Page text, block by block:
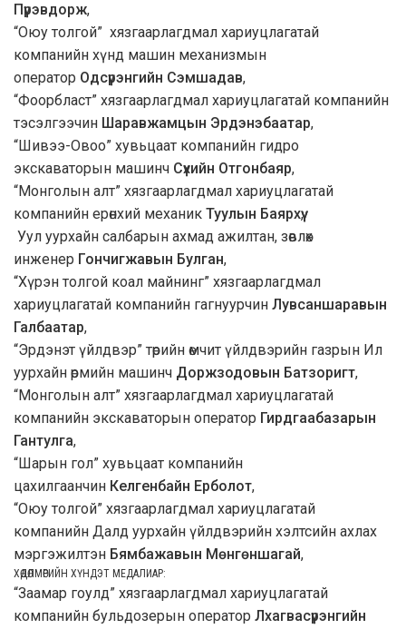
Пүрэвдорж,
“Оюу толгой” хязгаарлагдмал хариуцлагатай
компанийн хүнд машин механизмын
оператор Одсүрэнгийн Сэмшадав,
“Фоорбласт” хязгаарлагдмал хариуцлагатай компанийн
тэсэлгээчин Шаравжамцын Эрдэнэбаатар,
“Шивээ-Овоо” хувьцаат компанийн гидро
экскаваторын машинч Сүхийн Отгонбаяр,
“Монголын алт” хязгаарлагдмал хариуцлагатай
компанийн ерөнхий механик Туулын Баярхүү,
Уул уурхайн салбарын ахмад ажилтан, зөвлөх
инженер Гончигжавын Булган,
“Хүрэн толгой коал майнинг” хязгаарлагдмал
хариуцлагатай компанийн гагнуурчин Лувсаншаравын
Галбаатар,
“Эрдэнэт үйлдвэр” төрийн өмчит үйлдвэрийн газрын Ил
уурхайн өрмийн машинч Доржзодовын Батзоригт,
“Монголын алт” хязгаарлагдмал хариуцлагатай
компанийн экскаваторын оператор Гирдгаабазарын
Гантулга,
“Шарын гол” хувьцаат компанийн
цахилгаанчин Келгенбайн Ерболот,
“Оюу толгой” хязгаарлагдмал хариуцлагатай
компанийн Далд уурхайн үйлдвэрийн хэлтсийн ахлах
мэргэжилтэн Бямбажавын Мөнгөншагай,
ХӨДӨЛМӨРИЙН ХҮНДЭТ МЕДАЛИАР:
“Заамар гоулд” хязгаарлагдмал хариуцлагатай
компанийн бульдозерын оператор Лхагвасүрэнгийн